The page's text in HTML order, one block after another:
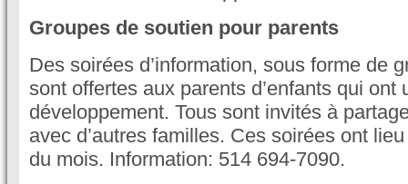
Groupes de soutien pour parents
Des soirées d’information, sous forme de
sont offertes aux parents d’enfants qui ont
développement. Tous sont invités à
avec d’autres familles. Ces soirées ont
du mois. Information: 514 694-7090.